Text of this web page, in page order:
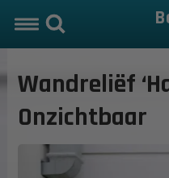
Wandreliëf
Onzichtbaar